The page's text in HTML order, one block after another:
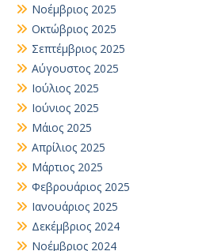
Νοέμβριος 2025
Οκτώβριος 2025
Σεπτέμβριος 2025
Αύγουστος 2025
Ιούλιος 2025
Ιούνιος 2025
Μάιος 2025
Απρίλιος 2025
Μάρτιος 2025
Φεβρουάριος 2025
Ιανουάριος 2025
Δεκέμβριος 2024
Νοέμβριος 2024